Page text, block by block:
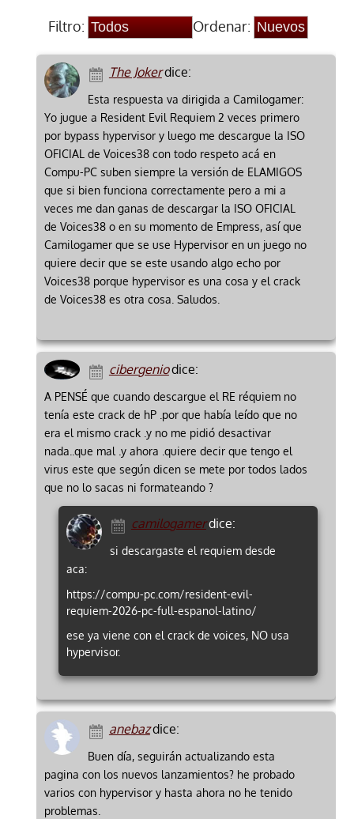
Filtro: Ordenar:
The Jokerdice:
Esta respuesta va dirigida a Camilogamer:
Yo jugue a Resident Evil Requiem 2 veces primero
por bypass hypervisor y luego me descargue la ISO
OFICIAL de Voices38 con todo respeto acá en
Compu-PC suben siempre la versión de ELAMIGOS
que si bien funciona correctamente pero a mi a
veces me dan ganas de descargar la ISO OFICIAL
de Voices38 o en su momento de Empress, así que
Camilogamer que se use Hypervisor en un juego no
quiere decir que se este usando algo echo por
Voices38 porque hypervisor es una cosa y el crack
de Voices38 es otra cosa. Saludos.
cibergeniodice:
A PENSÉ que cuando descargue el RE réquiem no
tenía este crack de hP .por que había leído que no
era el mismo crack .y no me pidió desactivar
nada..que mal .y ahora .quiere decir que tengo el
virus este que según dicen se mete por todos lados
que no lo sacas ni formateando ?
camilogamerdice:
si descargaste el requiem desde
aca:
https://compu-pc.com/resident-evil-
requiem-2026-pc-full-espanol-latino/
ese ya viene con el crack de voices, NO usa
hypervisor.
anebazdice:
Buen día, seguirán actualizando esta
pagina con los nuevos lanzamientos? he probado
varios con hypervisor y hasta ahora no he tenido
problemas.